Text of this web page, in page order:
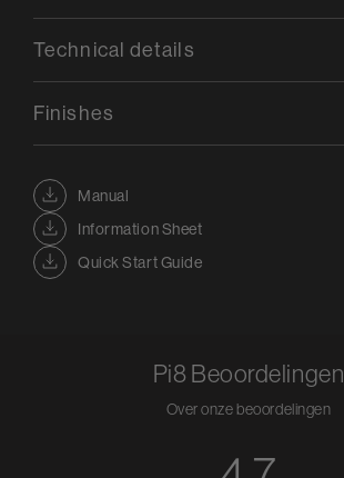
Manual
Information Sheet
Quick Start Guide
Technical details
Finishes
Pi8 Beoordelingen
Over onze beoordelingen